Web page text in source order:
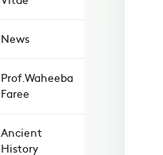
News
Prof.Waheeba
Faree
Ancient
History